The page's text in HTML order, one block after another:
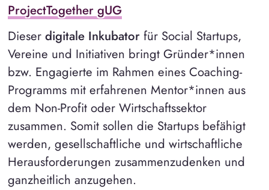
ProjectTogether gUG
Dieser digitale Inkubatorfür Social Startups,
Vereine und Initiativen bringt Gründer*innen
bzw. Engagierte im Rahmen eines Coaching-
Programms mit erfahrenen Mentor*innen aus
dem Non-Profit oder Wirtschaftssektor
zusammen. Somit sollen die Startups befähigt
werden, gesellschaftliche und wirtschaftliche
Herausforderungen zusammenzudenken und
ganzheitlich anzugehen.